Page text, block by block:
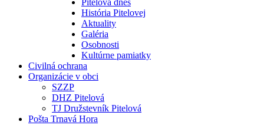
Pitelová dnes
História Pitelovej
Aktuality
Galéria
Osobnosti
Kultúrne pamiatky
Civilná ochrana
Organizácie v obci
SZZP
DHZ Pitelová
TJ Družstevník Pitelová
Pošta Trnavá Hora